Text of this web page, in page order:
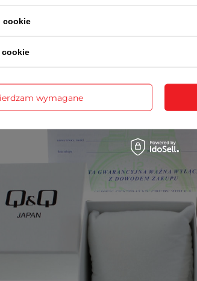
obsługi w języku polskim
cookie
cookie
wymagane